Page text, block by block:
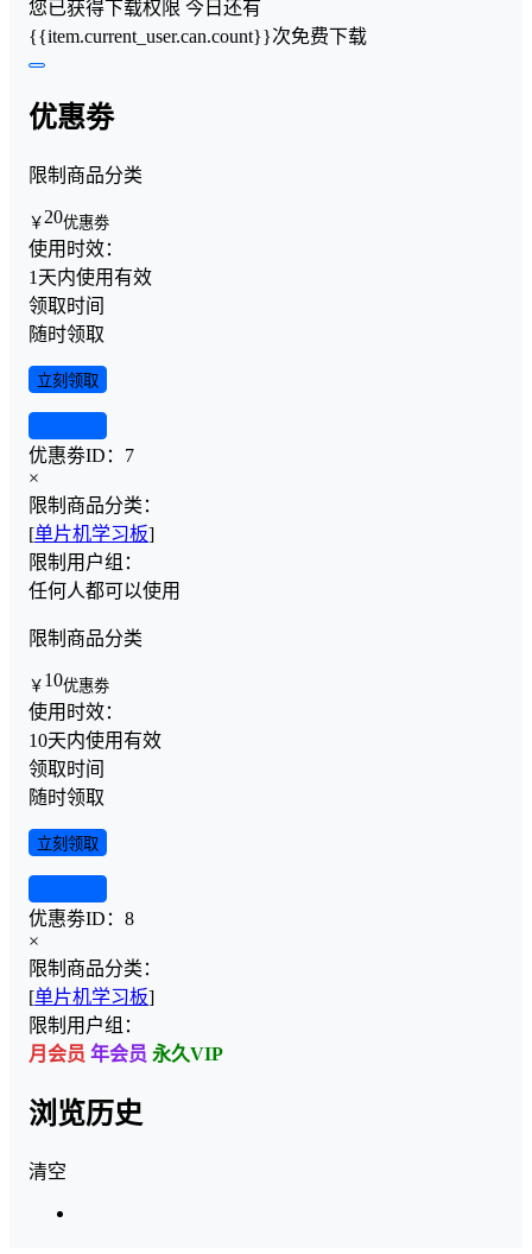
您已获得下载权限 今日还有
{{item.current_user.can.count}}次免费下载
优惠劵
限制商品分类
￥ 20优惠劵
使用时效：
1天内使用有效
领取时间
随时领取
立刻领取
优惠劵ID： 7
×
限制商品分类：
[单片机学习板]
限制用户组：
任何人都可以使用
限制商品分类
￥ 10优惠劵
使用时效：
10天内使用有效
领取时间
随时领取
立刻领取
优惠劵ID： 8
×
限制商品分类：
[单片机学习板]
限制用户组：
月会员 年会员 永久VIP
浏览历史
清空